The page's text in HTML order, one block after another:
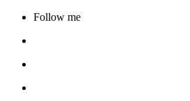
Follow me